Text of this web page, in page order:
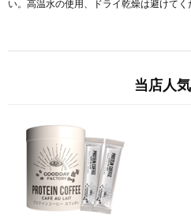
当店人
い。高温水の使用、ドライ乾燥は避けてく